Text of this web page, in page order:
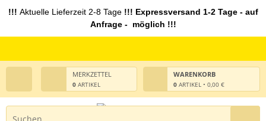
!!! Aktuelle Lieferzeit 2-8 Tage !!! Expressversand 1-2 Tage - auf
Anfrage - möglich !!!
WARENKORB
0 ARTIKEL • 0,00 €
MERKZETTEL
0 ARTIKEL